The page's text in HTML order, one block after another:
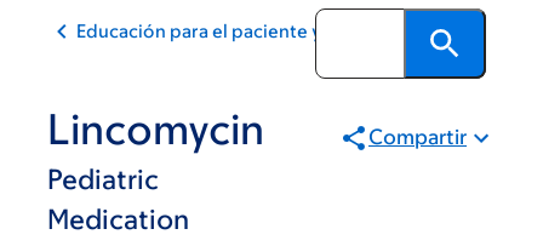
Educación para el paciente y la comunidad
Lincomycin
Pediatric
Medication
Compartir